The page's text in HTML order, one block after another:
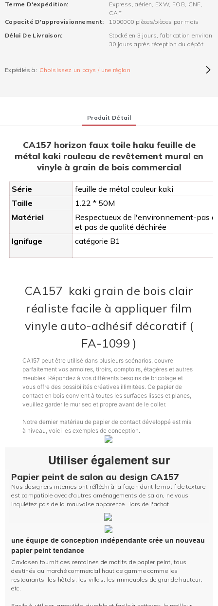
Terme D'expédition:
Express, aérien, EXW, FOB, CNF,
CAF
Capacité D'approvisionnement:
1000000 pièces/pièces par mois
Délai De Livraison:
Stocké en 3 jours, fabrication environ
30 jours après réception du dépôt
Expédiés à: Choisissez un pays / une région
Produit Détail
CA157 horizon faux toile haku feuille de
métal kaki rouleau de revêtement mural en
vinyle à grain de bois commercial
Série
feuille de métal couleur kaki
Taille
1.22 * 50M
Matériel
Respectueux de l'environnement-pas
et pas de qualité déchirée
Ignifuge
catégorie B1
CA157 kaki grain de bois clair
réaliste facile à appliquer film
vinyle auto-adhésif décoratif (
FA-1099)
CA157 peut être utilisé dans plusieurs scénarios, couvre
parfaitement vos armoires, tiroirs, comptoirs, étagères et autres
meubles. Répondez à vos différents besoins de bricolage et
vous offre des possibilités créatives illimitées. Ce papier de
contact en bois convient à toutes les surfaces lisses et planes,
veuillez garder le mur sec et propre avant de le coller.
Notre dernier matériau de papier de contact développé est mis
à niveau, voici les exemples de conception.
Utiliser également sur
Papier peint de salon au design CA157
Nos designers internes ont réfléchi à la façon dont le motif de texture
est compatible avec d'autres aménagements de salon, ne vous
inquiétez pas de la mauvaise apparence. lors de l'achat.
une équipe de conception indépendante crée un nouveau
papier peint tendance
Caviosen fournit des centaines de motifs de papier peint, tous
destinés au marché commercial haut de gamme comme les
restaurants, les hôtels, les villas, les immeubles de grande hauteur,
etc.